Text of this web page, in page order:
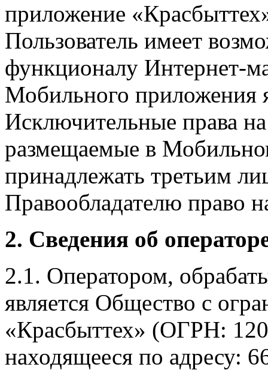
приложение
Пользователь имеет
функционалу Интернет-
Мобильного приложения
Исключительные права
размещаемые в
принадлежать третьим
Правообладателю право
2. Сведения об
2.1. Оператором,
является Общество с
«Красбыттех» (ОГРН:
находящееся по адресу: